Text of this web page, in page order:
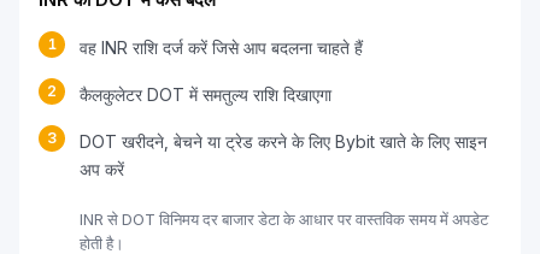
1 वह INR राशि दर्ज करें जिसे आप बदलना चाहते हैं
2 कैलकुलेटर DOT में समतुल्य राशि दिखाएगा
3
DOT खरीदने, बेचने या ट्रेड करने के लिए Bybit खाते के लिए साइन
अप करें
INR से DOT विनिमय दर बाजार डेटा के आधार पर वास्तविक समय में अपडेट
होती है।